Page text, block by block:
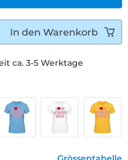
ca. 3-5 Werktage
In den Warenkorb